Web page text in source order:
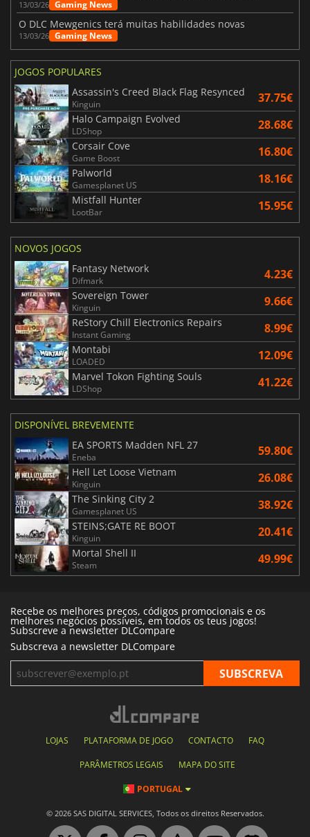
13/03/26 Gaming News
O DLC Mewgenics terá muitas habilidades novas
13/03/26 Gaming News
JOGOS POPULARES
Assassin's Creed Black Flag Resynced
Kinguin 37.75€
Halo Campaign Evolved
LDShop 28.68€
Corsair Cove
Game Boost 16.80€
Palworld
Gamesplanet US 18.16€
Mistfall Hunter
LootBar 15.95€
NOVOS JOGOS
Fantasy Network
Difmark 4.23€
Sovereign Tower
Kinguin 9.66€
ReStory Chill Electronics Repairs
Instant Gaming 8.99€
Montabi
LOADED 12.09€
Marvel Tokon Fighting Souls
LDShop 41.22€
DISPONÍVEL BREVEMENTE
EA SPORTS Madden NFL 27
Eneba 59.80€
Hell Let Loose Vietnam
Kinguin 26.08€
The Sinking City 2
Gamesplanet US 38.92€
STEINS;GATE RE BOOT
Kinguin 20.41€
Mortal Shell II
Steam 49.99€
Recebe os melhores preços, códigos promocionais e os
melhores negócios possíveis, em todos os teus jogos!
Subscreve a newsletter DLCompare
Subscreva a newsletter DLCompare
LOJAS PLATAFORMA DE JOGO CONTACTO FAQ
PARÂMETROS LEGAIS MAPA DO SITE
PORTUGAL
© 2026 SAS DIGITAL SERVICES, Todos os direitos Reservados.